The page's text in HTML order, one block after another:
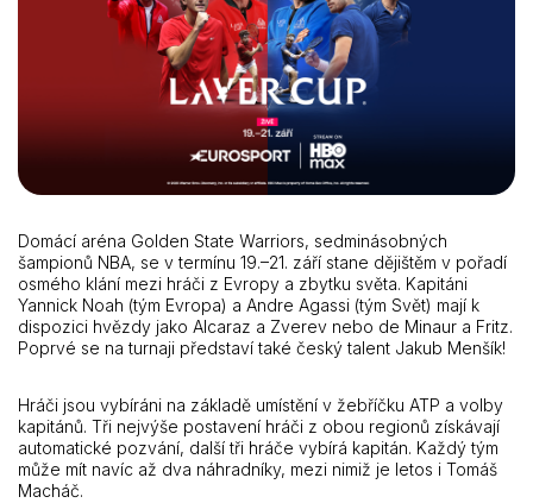
Domácí aréna Golden State Warriors, sedminásobných
šampionů NBA, se v termínu 19.–21. září stane dějištěm v pořadí
osmého klání mezi hráči z Evropy a zbytku světa. Kapitáni
Yannick Noah (tým Evropa) a Andre Agassi (tým Svět) mají k
dispozici hvězdy jako Alcaraz a Zverev nebo de Minaur a Fritz.
Poprvé se na turnaji představí také český talent Jakub Menšík!
Hráči jsou vybíráni na základě umístění v žebříčku ATP a volby
kapitánů. Tři nejvýše postavení hráči z obou regionů získávají
automatické pozvání, další tři hráče vybírá kapitán. Každý tým
může mít navíc až dva náhradníky, mezi nimiž je letos i Tomáš
Macháč.